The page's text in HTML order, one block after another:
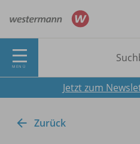
MENÜ
Jetzt zum
Zurück